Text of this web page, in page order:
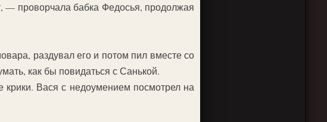
— проворчала бабка Федосья, продолжая
раздувал его и потом пил вместе со
как бы повидаться с Санькой.
крики. Вася с недоумением посмотрел на